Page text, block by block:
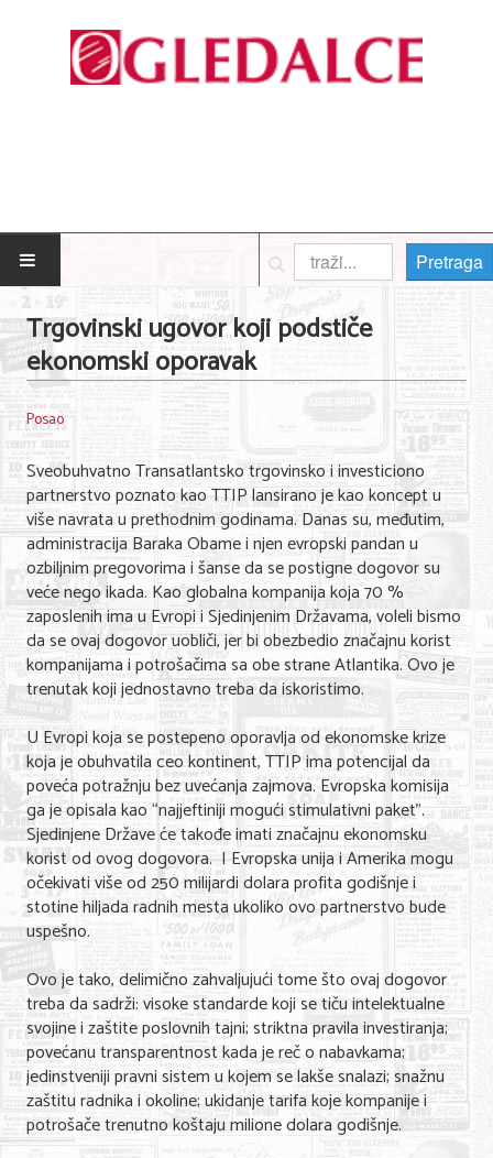
POČETNA
Posao
Usluge
Nega lica i tela
Shopping
Sve za venčanje
Sve za decu
Gastronomija
Kuća i bašta
Zdravlje i medicina
Sport i rekreacija
Hobi i razonoda
ADRESAR
Posao
Usluge
Nega lica i tela
Shopping
Sve za venčanje
Sve za decu
Pretraga
Trgovinski ugovor koji podstiče
ekonomski oporavak
Posao
Sveobuhvatno Transatlantsko trgovinsko i investiciono
partnerstvo poznato kao TTIP lansirano je kao koncept u
više navrata u prethodnim godinama. Danas su, međutim,
administracija Baraka Obame i njen evropski pandan u
ozbiljnim pregovorima i šanse da se postigne dogovor su
veće nego ikada. Kao globalna kompanija koja 70 %
zaposlenih ima u Evropi i Sjedinjenim Državama, voleli bismo
da se ovaj dogovor uobliči, jer bi obezbedio značajnu korist
kompanijama i potrošačima sa obe strane Atlantika. Ovo je
trenutak koji jednostavno treba da iskoristimo.
U Evropi koja se postepeno oporavlja od ekonomske krize
koja je obuhvatila ceo kontinent, TTIP ima potencijal da
poveća potražnju bez uvećanja zajmova. Evropska komisija
ga je opisala kao “najjeftiniji mogući stimulativni paket”.
Sjedinjene Države će takođe imati značajnu ekonomsku
korist od ovog dogovora. I Evropska unija i Amerika mogu
očekivati više od 250 milijardi dolara profita godišnje i
stotine hiljada radnih mesta ukoliko ovo partnerstvo bude
uspešno.
Ovo je tako, delimično zahvaljujući tome što ovaj dogovor
treba da sadrži: visoke standarde koji se tiču intelektualne
svojine i zaštite poslovnih tajni; striktna pravila investiranja;
povećanu transparentnost kada je reč o nabavkama;
jedinstveniji pravni sistem u kojem se lakše snalazi; snažnu
zaštitu radnika i okoline; ukidanje tarifa koje kompanije i
potrošače trenutno koštaju milione dolara godišnje.